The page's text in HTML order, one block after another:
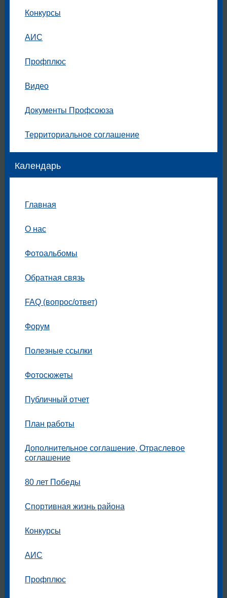
Конкурсы
АИС
Профплюс
Видео
Документы Профсоюза
Территориальное соглашение
Календарь
Главная
О нас
Фотоальбомы
Обратная связь
FAQ (вопрос/ответ)
Форум
Полезные ссылки
Фотосюжеты
Публичный отчет
План работы
Дополнительное соглашение, Отраслевое
соглашение
80 лет Победы
Спортивная жизнь района
Конкурсы
АИС
Профплюс